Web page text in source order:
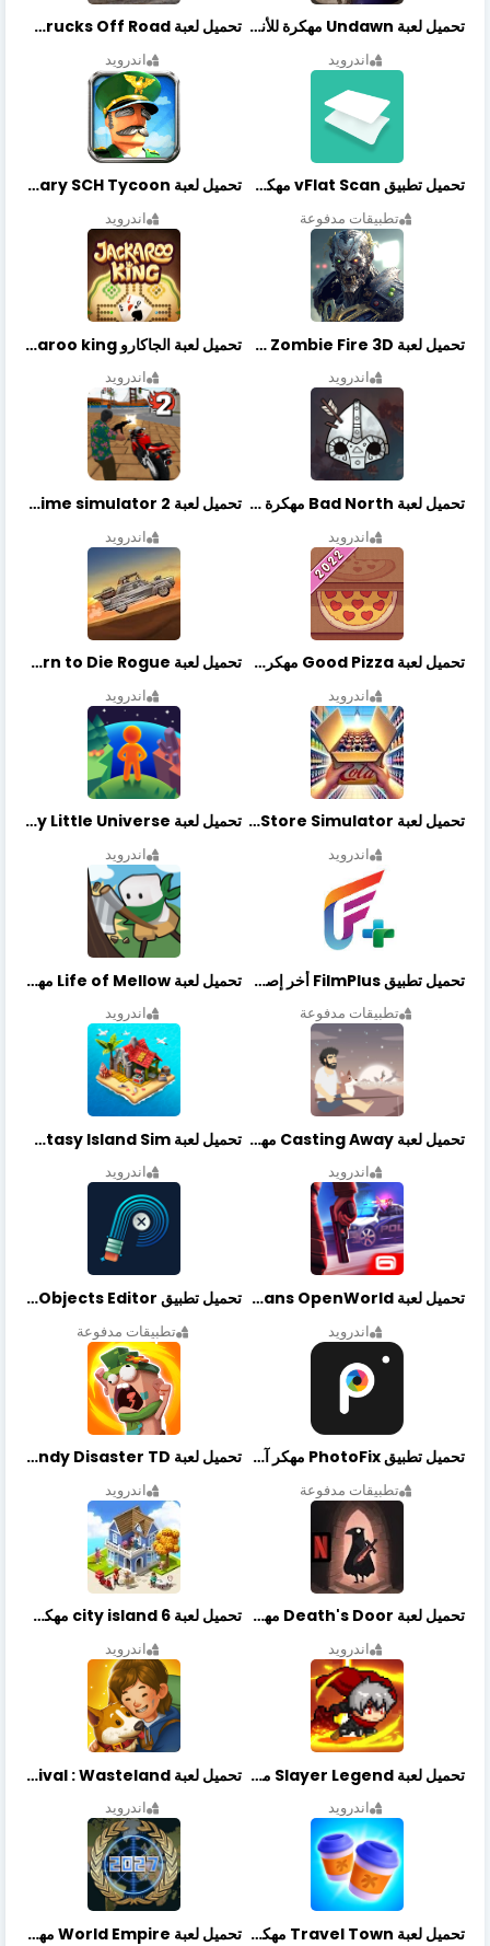
تحميل لعبة Undawn مهكرة للأندرويد أخر إصدار | تحميل مباشر + موارد غير محدودة
اندرويد
تحميل لعبة Trucks Off Road مهكرة اخر اصدار
اندرويد
تحميل تطبيق vFlat Scan مهكر آخر إصدار
تطبيقات مدفوعة
تحميل لعبة Idle Military SCH Tycoon مهكرة آخر إصدار
اندرويد
تحميل لعبة Zombie Fire 3D مهكرة آخر إصدار
اندرويد
تحميل لعبة الجاكارو jackaroo king آخر إصدار
اندرويد
تحميل لعبة Bad North مهكرة آخر إصدار
اندرويد
تحميل لعبة Vegas crime simulator 2 مهكرة اخر اصدار
اندرويد
تحميل لعبة Good Pizza مهكرة اخر اصدار
اندرويد
تحميل لعبة Earn to Die Rogue مهكرة اخر اصدار
اندرويد
تحميل لعبة Retail Store Simulator مهكرة اخر اصدار
اندرويد
تحميل لعبة My Little Universe مهكرة أخر إصدار
اندرويد
تحميل تطبيق FilmPlus أخر إصدار
تطبيقات مدفوعة
تحميل لعبة Life of Mellow مهكرة أخر إصدار
اندرويد
تحميل لعبة Casting Away مهكرة أخر إصدار
اندرويد
تحميل لعبة Fantasy Island Sim مهكرة أخر إصدار
اندرويد
تحميل لعبة Gangstar New Orleans OpenWorld مهكرة أخر إصدار
اندرويد
تحميل تطبيق Retouch Remove Objects Editor مهكرة اخر إصدار
تطبيقات مدفوعة
تحميل تطبيق PhotoFix مهكر آخر إصدار
تطبيقات مدفوعة
تحميل لعبة Candy Disaster TD مهكرة اخر إصدار
اندرويد
تحميل لعبة Death's Door مهكرة أخر إصدار
اندرويد
تحميل لعبة city island 6 مهكرة أخر إصدار
اندرويد
تحميل لعبة Slayer Legend مهكرة أخر إصدار
اندرويد
تحميل لعبة Merge Survival : Wasteland مهكرة أخر إصدار
اندرويد
تحميل لعبة Travel Town مهكرة أخر إصدار تحميل لعبة World Empire مهكرة أخر إصدار